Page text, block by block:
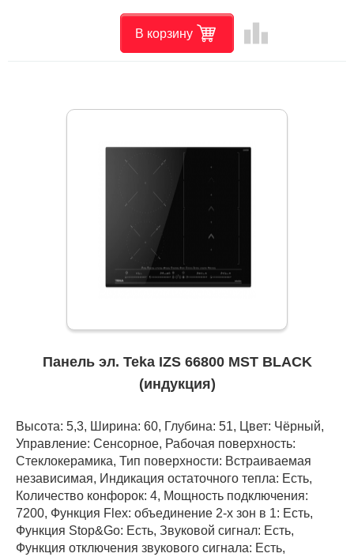
В корзину leaderboard
Панель эл. Teka IZS 66800 MST BLACK
(индукция)
Высота: 5,3, Ширина: 60, Глубина: 51, Цвет: Чёрный,
Управление: Сенсорное, Рабочая поверхность:
Стеклокерамика, Тип поверхности: Встраиваемая
независимая, Индикация остаточного тепла: Есть,
Количество конфорок: 4, Мощность подключения:
7200, Функция Flex: объединение 2-х зон в 1: Есть,
Функция Stop&Go: Есть, Звуковой сигнал: Есть,
Функция отключения звукового сигнала: Есть,